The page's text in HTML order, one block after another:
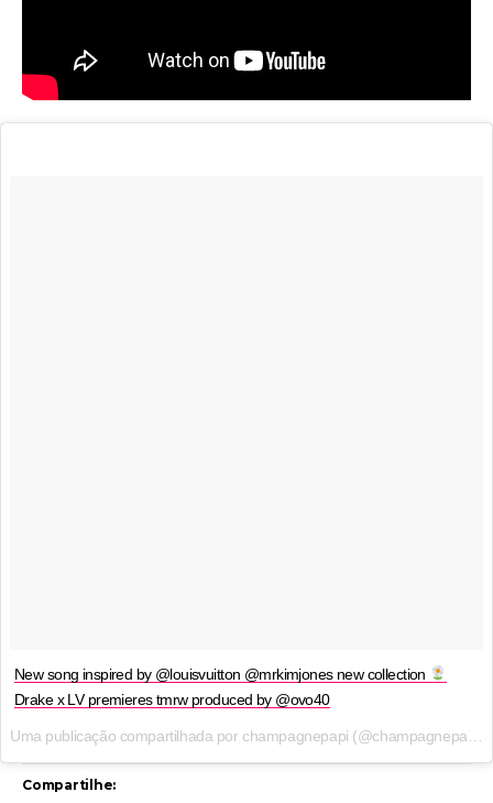
New song inspired by @louisvuitton @mrkimjones new collection
Drake x LV premieres tmrw produced by @ovo40
Compartilhe: